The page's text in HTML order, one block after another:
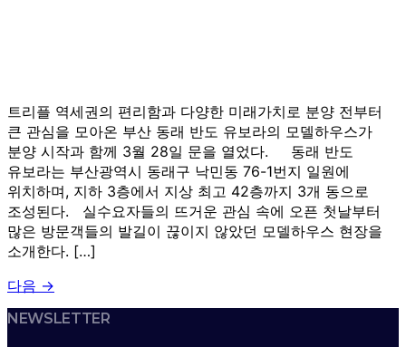
트리플 역세권의 편리함과 다양한 미래가치로 분양 전부터
큰 관심을 모아온 부산 동래 반도 유보라의 모델하우스가
분양 시작과 함께 3월 28일 문을 열었다. 동래 반도
유보라는 부산광역시 동래구 낙민동 76-1번지 일원에
위치하며, 지하 3층에서 지상 최고 42층까지 3개 동으로
조성된다. 실수요자들의 뜨거운 관심 속에 오픈 첫날부터
많은 방문객들의 발길이 끊이지 않았던 모델하우스 현장을
소개한다. […]
다음 →
NEWSLETTER